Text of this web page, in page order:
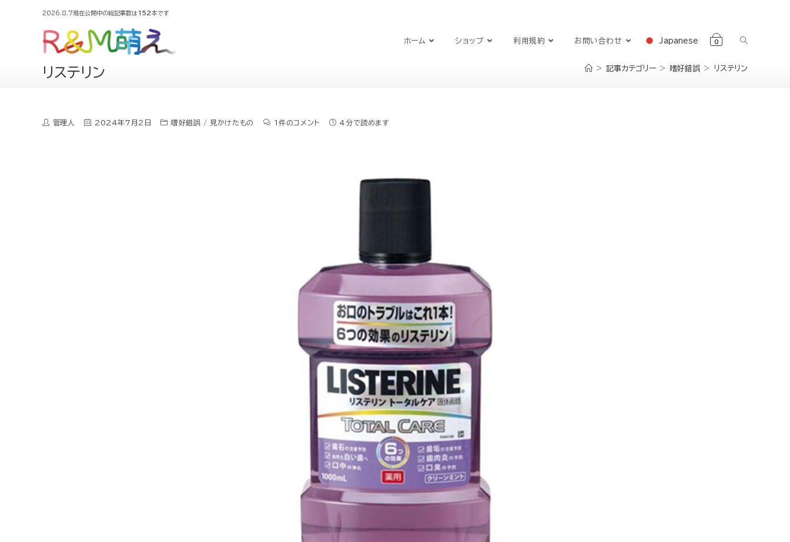
2026.8.7現在公開中の総記事数は 152 本です
ホーム ショップ 利用規約 お問い合わせ Japanese 0
リステリン > 記事カテゴリー > 嗜好錯誤 > リステリン
管理人 2024年7月2日 嗜好錯誤 / 見かけたもの 1件のコメント 4分で読めます